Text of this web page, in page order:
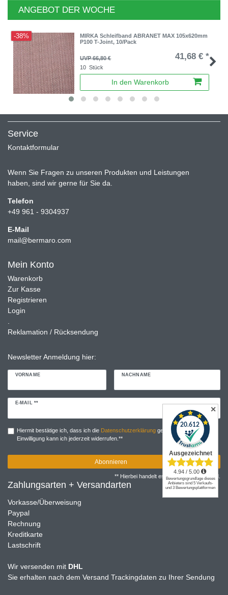
ANGEBOT DER WOCHE
-38%
MIRKA Schleifband ABRANET MAX 105x620mm
P100 T-Joint, 10/Pack
UVP 66,80 € 41,68 € *
10 Stück
In den Warenkorb
Service
Kontaktformular
Wenn Sie Fragen zu unseren Produkten und Leistungen
haben, sind wir gerne für Sie da.
Telefon
+49 961 - 9304937
E-Mail
mail@bermaro.com
Mein Konto
Warenkorb
Zur Kasse
Registrieren
Login
Reklamation / Rücksendung
Newsletter Anmeldung hier:
VORNAME NACHNAME
E-MAIL **
Newsletter
Hiermit bestätige ich, dass ich die Daten­schutz­erklärunggelesen habe. Meine
Einwilligung kann ich jederzeit widerrufen.**
Abonnieren
** Hierbei handelt es sich um ein Pflichtfeld.
Zahlungsarten + Versandarten
Vorkasse/Überweisung
Paypal
Rechnung
Kreditkarte
Lastschrift
Wir versenden mit DHL
Sie erhalten nach dem Versand Trackingdaten zu Ihrer Sendung
✕